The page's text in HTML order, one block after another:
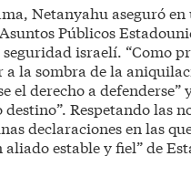
Netanyahu aseguró
Públicos
seguridad israelí. “Como
la sombra de la
el derecho a
destino”. Respetando las
declaraciones en las
estable y fiel” de